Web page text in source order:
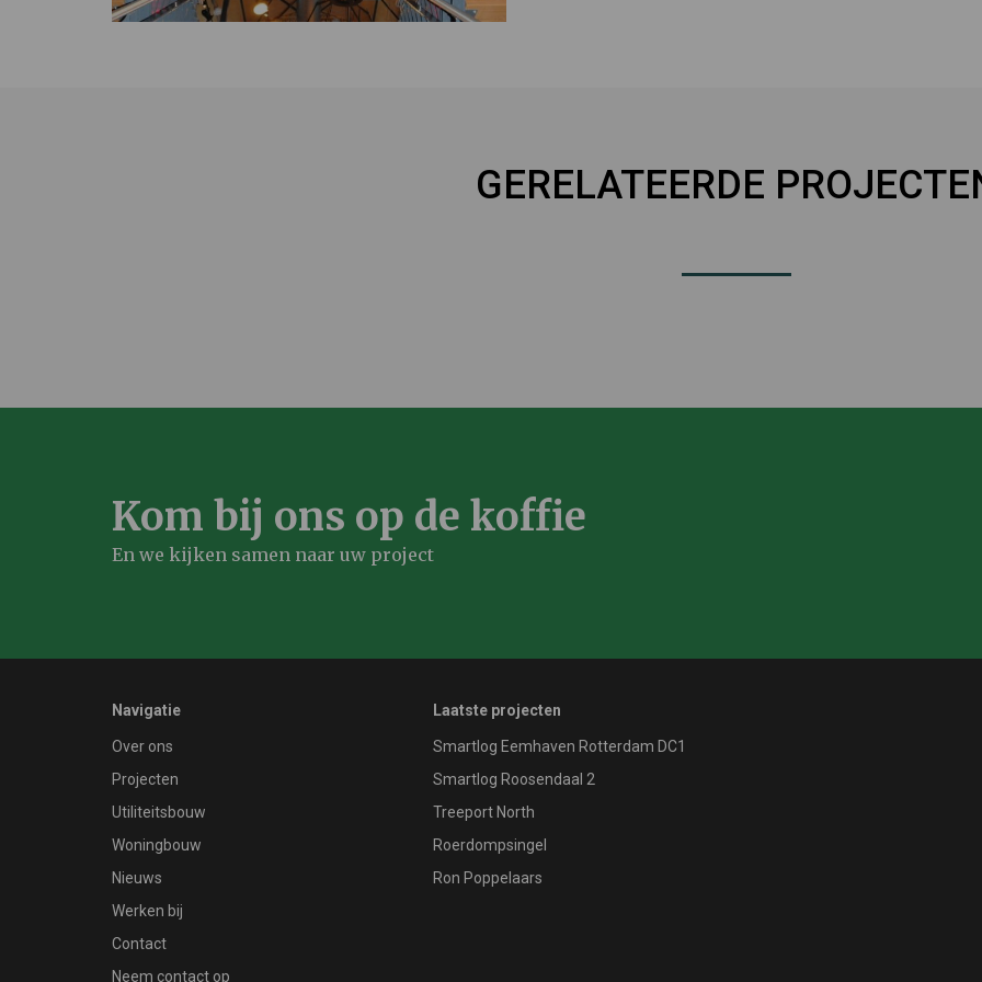
GERELATEERDE
Kom bij ons op de koffie
En we kijken samen naar uw project
Navigatie
Over ons
Projecten
Utiliteitsbouw
Woningbouw
Nieuws
Werken bij
Contact
Neem contact op
Laatste projecten
Smartlog Eemhaven Rotterdam DC1
Smartlog Roosendaal 2
Treeport North
Roerdompsingel
Ron Poppelaars